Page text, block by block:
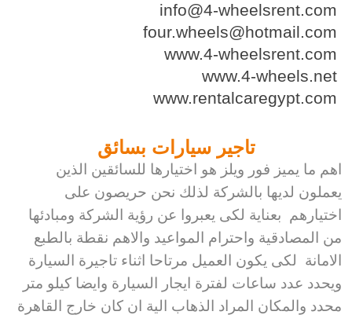
info@4-wheelsrent.com
four.wheels@hotmail.com
www.4-wheelsrent.com
www.4-wheels.net
www.rentalcaregypt.com
تاجير سيارات بسائق
اهم ما يميز فور ويلز هو اختيارها للسائقين الذين
يعملون لديها بالشركة لذلك نحن حريصون على
اختيارهم بعناية لكى يعبروا عن رؤية الشركة ومبادئها
من المصادقية واحترام المواعيد والاهم نقطة بالطبع
الامانة لكى يكون العميل مرتاحا اثناء تاجيرة السيارة
ويحدد عدد ساعات لفترة ايجار السيارة وايضا كيلو متر
محدد والمكان المراد الذهاب الية ان كان خارج القاهرة